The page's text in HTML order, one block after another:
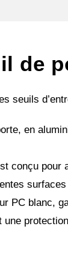
de
seuils
en
conçu pour
PC blanc,
une